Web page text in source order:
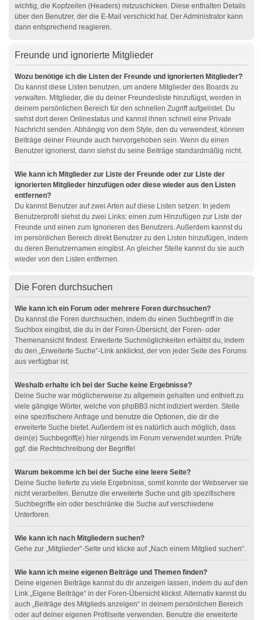
wichtig, die Kopfzeilen (Headers) mitzuschicken. Diese enthalten Details
über den Benutzer, der die E-Mail verschickt hat. Der Administrator kann
dann entsprechend reagieren.
Freunde und ignorierte Mitglieder
Wozu benötige ich die Listen der Freunde und ignorierten Mitglieder?
Du kannst diese Listen benutzen, um andere Mitglieder des Boards zu
verwalten. Mitglieder, die du deiner Freundesliste hinzufügst, werden in
deinem persönlichen Bereich für den schnellen Zugriff aufgelistet. Du
siehst dort deren Onlinestatus und kannst ihnen schnell eine Private
Nachricht senden. Abhängig von dem Style, den du verwendest, können
Beiträge deiner Freunde auch hervorgehoben sein. Wenn du einen
Benutzer ignorierst, dann siehst du seine Beiträge standardmäßig nicht.
Wie kann ich Mitglieder zur Liste der Freunde oder zur Liste der
ignorierten Mitglieder hinzufügen oder diese wieder aus den Listen
entfernen?
Du kannst Benutzer auf zwei Arten auf diese Listen setzen: In jedem
Benutzerprofil siehst du zwei Links: einen zum Hinzufügen zur Liste der
Freunde und einen zum Ignorieren des Benutzers. Außerdem kannst du
im persönlichen Bereich direkt Benutzer zu den Listen hinzufügen, indem
du deren Benutzernamen eingibst. An gleicher Stelle kannst du sie auch
wieder von den Listen entfernen.
Die Foren durchsuchen
Wie kann ich ein Forum oder mehrere Foren durchsuchen?
Du kannst die Foren durchsuchen, indem du einen Suchbegriff in die
Suchbox eingibst, die du in der Foren-Übersicht, der Foren- oder
Themenansicht findest. Erweiterte Suchmöglichkeiten erhältst du, indem
du den „Erweiterte Suche“-Link anklickst, der von jeder Seite des Forums
aus verfügbar ist.
Weshalb erhalte ich bei der Suche keine Ergebnisse?
Deine Suche war möglicherweise zu allgemein gehalten und enthielt zu
viele gängige Wörter, welche von phpBB3 nicht indiziert werden. Stelle
eine spezifischere Anfrage und benutze die Optionen, die dir die
erweiterte Suche bietet. Außerdem ist es natürlich auch möglich, dass
dein(e) Suchbegriff(e) hier nirgends im Forum verwendet wurden. Prüfe
ggf. die Rechtschreibung der Begriffe!
Warum bekomme ich bei der Suche eine leere Seite?
Deine Suche lieferte zu viele Ergebnisse, somit konnte der Webserver sie
nicht verarbeiten. Benutze die erweiterte Suche und gib spezifischere
Suchbegriffe ein oder beschränke die Suche auf verschiedene
Unterforen.
Wie kann ich nach Mitgliedern suchen?
Gehe zur „Mitglieder“-Seite und klicke auf „Nach einem Mitglied suchen“.
Wie kann ich meine eigenen Beiträge und Themen finden?
Deine eigenen Beiträge kannst du dir anzeigen lassen, indem du auf den
Link „Eigene Beiträge“ in der Foren-Übersicht klickst. Alternativ kannst du
auch „Beiträge des Mitglieds anzeigen“ in deinem persönlichen Bereich
oder auf deiner eigenen Profilseite verwenden. Benutze die erweiterte